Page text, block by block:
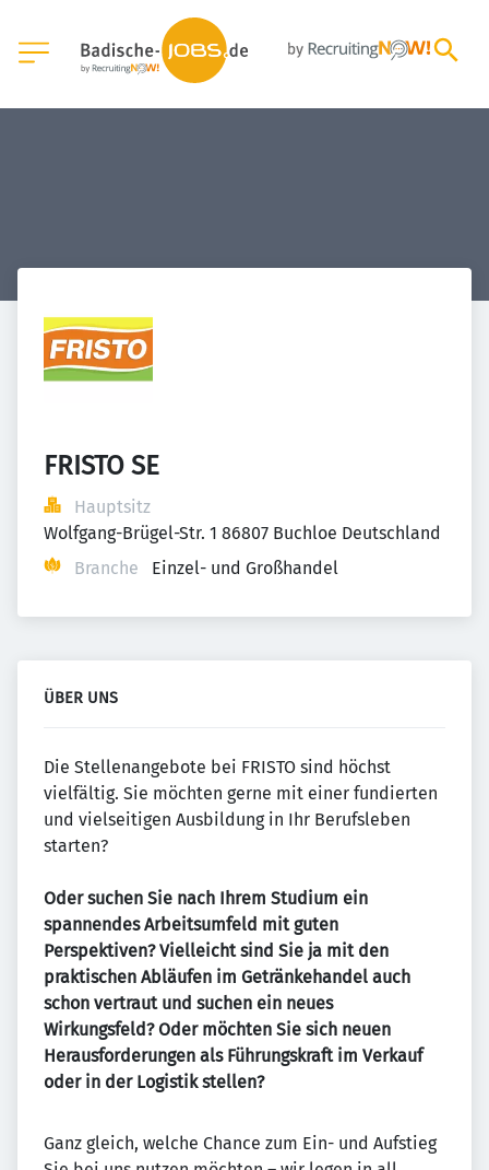
FRISTO SE
Hauptsitz
Wolfgang-Brügel-Str. 1 86807 Buchloe Deutschland
Branche
Einzel- und Großhandel
ÜBER UNS
Die Stellenangebote bei FRISTO sind höchst
vielfältig. Sie möchten gerne mit einer fundierten
und vielseitigen Ausbildung in Ihr Berufsleben
starten?
Oder suchen Sie nach Ihrem Studium ein
spannendes Arbeitsumfeld mit guten
Perspektiven? Vielleicht sind Sie ja mit den
praktischen Abläufen im Getränkehandel auch
schon vertraut und suchen ein neues
Wirkungsfeld? Oder möchten Sie sich neuen
Herausforderungen als Führungskraft im Verkauf
oder in der Logistik stellen?
Ganz gleich, welche Chance zum Ein- und Aufstieg